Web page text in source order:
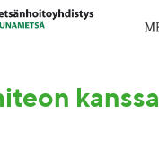
kanssa